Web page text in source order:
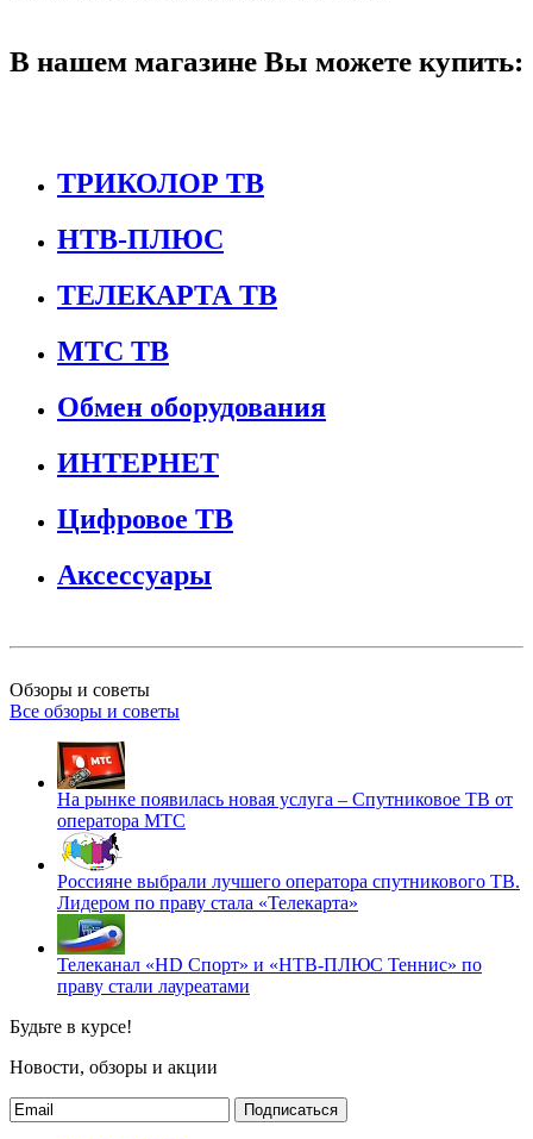
В нашем магазине Вы можете купить:
ТРИКОЛОР ТВ
НТВ-ПЛЮС
ТЕЛЕКАРТА ТВ
МТС ТВ
Обмен оборудования
ИНТЕРНЕТ
Цифровое ТВ
Аксессуары
Обзоры и советы
Все обзоры и советы
На рынке появилась новая услуга – Спутниковое ТВ от
оператора МТС
Россияне выбрали лучшего оператора спутникового ТВ.
Лидером по праву стала «Телекарта»
Телеканал «HD Спорт» и «НТВ-ПЛЮС Теннис» по
праву стали лауреатами
Будьте в курсе!
Новости, обзоры и акции
Подписаться